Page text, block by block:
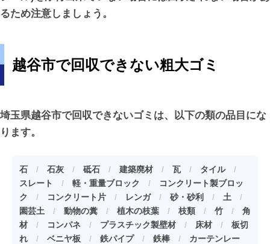
るため注意しましょう。
越谷市で回収できない粗大ゴミ
埼玉県越谷市で回収できないゴミは、以下の類の品目にな
ります。
石 / 石灰 / 砥石 / 建築廃材 / 瓦/ タイル/
スレート
/ 軽・重量ブロック /
コンクリート製ブロッ
ク
/ コンクリート片 / レンガ/ 砂・砂利 / 土 /
園芸土 / 動物の糞 / 植木の枝葉 / 枝類 / 竹 / 角
材 / コンパネ / プラスチック製壁材 / 床材 / 板切
れ / ベニヤ板 / 鉄パイプ/ 鉄棒 / カーテンレー